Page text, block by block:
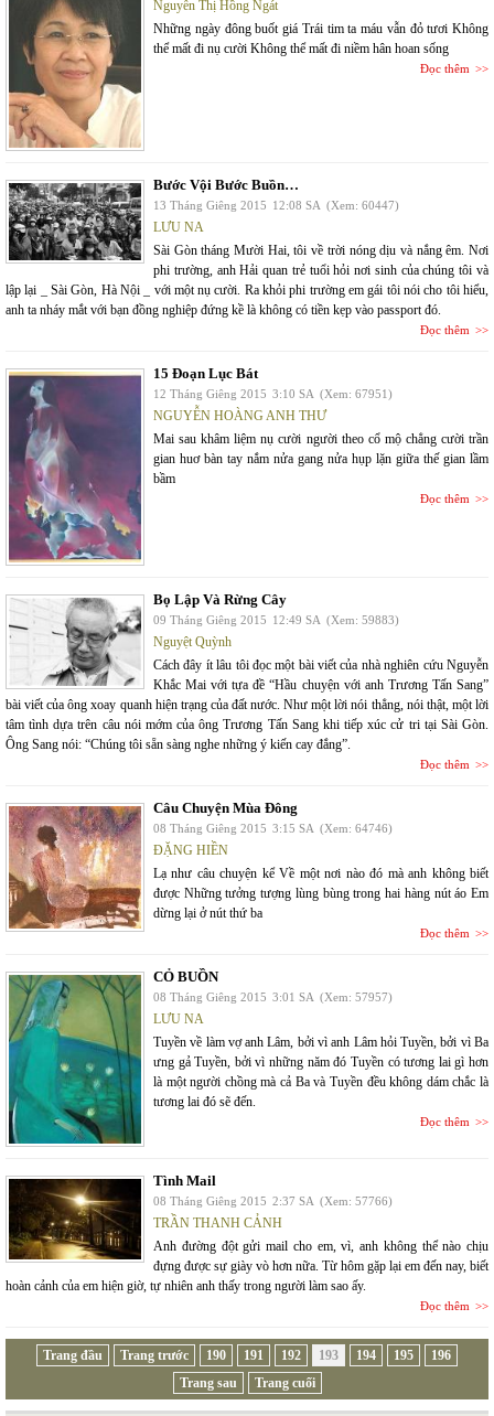
Nguyễn Thị Hồng Ngát
Những ngày đông buốt giá Trái tim ta máu vẫn đỏ tươi Không
thể mất đi nụ cười Không thể mất đi niềm hân hoan sống
Đọc thêm
Bước Vội Bước Buồn…
13 Tháng Giêng 2015 12:08 SA (Xem: 60447)
LƯU NA
Sài Gòn tháng Mười Hai, tôi về trời nóng dịu và nắng êm. Nơi
phi trường, anh Hải quan trẻ tuổi hỏi nơi sinh của chúng tôi và
lập lại _ Sài Gòn, Hà Nội _ với một nụ cười. Ra khỏi phi trường em gái tôi nói cho tôi hiểu,
anh ta nháy mắt với bạn đồng nghiệp đứng kề là không có tiền kẹp vào passport đó.
Đọc thêm
15 Đoạn Lục Bát
12 Tháng Giêng 2015 3:10 SA (Xem: 67951)
NGUYỄN HOÀNG ANH THƯ
Mai sau khâm liệm nụ cười người theo cổ mộ chẳng cười trần
gian huơ bàn tay nắm nửa gang nửa hụp lặn giữa thế gian lầm
bầm
Đọc thêm
Bọ Lập Và Rừng Cây
09 Tháng Giêng 2015 12:49 SA (Xem: 59883)
Nguyệt Quỳnh
Cách đây ít lâu tôi đọc một bài viết của nhà nghiên cứu Nguyễn
Khắc Mai với tựa đề “Hầu chuyện với anh Trương Tấn Sang”
bài viết của ông xoay quanh hiện trạng của đất nước. Như một lời nói thẳng, nói thật, một lời
tâm tình dựa trên câu nói mớm của ông Trương Tấn Sang khi tiếp xúc cử tri tại Sài Gòn.
Ông Sang nói: “Chúng tôi sẵn sàng nghe những ý kiến cay đắng”.
Đọc thêm
Câu Chuyện Mùa Đông
08 Tháng Giêng 2015 3:15 SA (Xem: 64746)
ĐẶNG HIỀN
Lạ như câu chuyện kể Về một nơi nào đó mà anh không biết
được Những tưởng tượng lùng bùng trong hai hàng nút áo Em
dừng lại ở nút thứ ba
Đọc thêm
CỎ BUỒN
08 Tháng Giêng 2015 3:01 SA (Xem: 57957)
LƯU NA
Tuyền về làm vợ anh Lâm, bởi vì anh Lâm hỏi Tuyền, bởi vì Ba
ưng gả Tuyền, bởi vì những năm đó Tuyền có tương lai gì hơn
là một người chồng mà cả Ba và Tuyền đều không dám chắc là
tương lai đó sẽ đến.
Đọc thêm
Tình Mail
08 Tháng Giêng 2015 2:37 SA (Xem: 57766)
TRẦN THANH CẢNH
Anh đường đột gửi mail cho em, vì, anh không thể nào chịu
đựng được sự giày vò hơn nữa. Từ hôm gặp lại em đến nay, biết
hoàn cảnh của em hiện giờ, tự nhiên anh thấy trong người làm sao ấy.
Đọc thêm
Trang đầu Trang trước 190 191 192 193 194 195
196
Trang sau
Trang cuối